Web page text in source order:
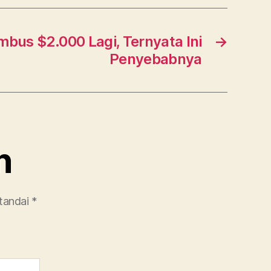
→
$2.000 Lagi, Ternyata Ini
Penyebabnya
*